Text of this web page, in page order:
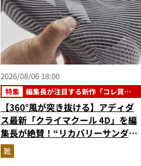
2026/08/06 18:00
特集
編集長が注目する新作「コレ買い
です」
【360°風が突き抜ける】アディダ
ス最新「クライマクール 4D」を編
集長が絶賛！“リカバリーサンダル
級に快適”な3Dプリントスニーカー
『コレ買いです』Vol.173
靴